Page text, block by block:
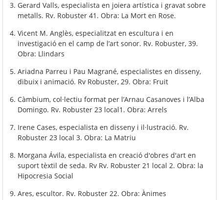
Gerard Valls, especialista en joiera artística i gravat sobre
metalls. Rv. Robuster 41. Obra: La Mort en Rose.
Vicent M. Anglès, especialitzat en escultura i en
investigació en el camp de l’art sonor. Rv. Robuster, 39.
Obra: Llindars
Ariadna Parreu i Pau Magrané, especialistes en disseny,
dibuix i animació. Rv Robuster, 29. Obra: Fruit
Càmbium, col·lectiu format per l’Arnau Casanoves i l’Alba
Domingo. Rv. Robuster 23 local1. Obra: Arrels
Irene Cases, especialista en disseny i il·lustració. Rv.
Robuster 23 local 3. Obra: La Matriu
Morgana Ávila, especialista en creació d'obres d'art en
suport tèxtil de seda. Rv Rv. Robuster 21 local 2. Obra: la
Hipocresia Social
Ares, escultor. Rv. Robuster 22. Obra: Ànimes